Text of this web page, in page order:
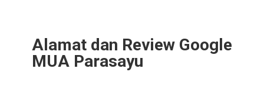
Alamat dan Review Google
MUA Parasayu